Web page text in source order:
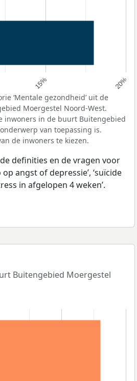
15% 20%
‘Mentale gezondheid’ uit de
Moergestel Noord-West.
inwoners in de buurt Buitengebied
van toepassing is.
de inwoners te kiezen.
definities en de vragen voor
angst of depressie’, ‘suïcide
in afgelopen 4 weken’.
Buitengebied Moergestel